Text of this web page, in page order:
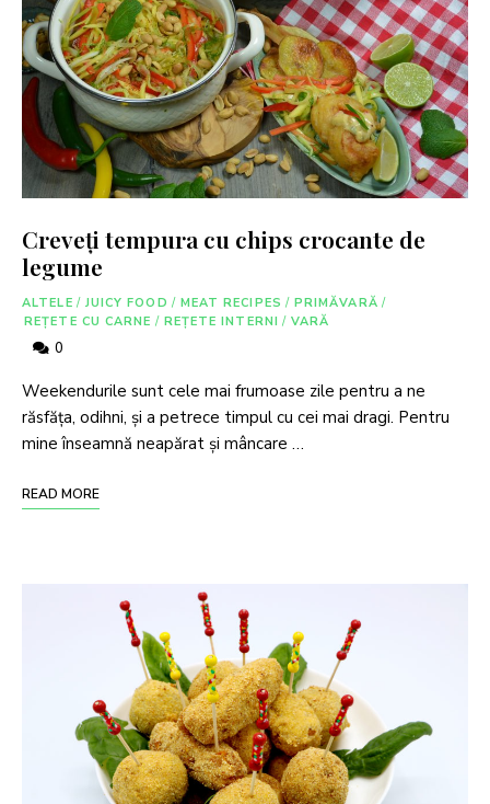
Creveți tempura cu chips crocante de
legume
ALTELE / JUICY FOOD / MEAT RECIPES / PRIMĂVARĂ /
REȚETE CU CARNE / REȚETE INTERNI / VARĂ
0
Weekendurile sunt cele mai frumoase zile pentru a ne
răsfăța, odihni, și a petrece timpul cu cei mai dragi. Pentru
mine înseamnă neapărat și mâncare …
READ MORE